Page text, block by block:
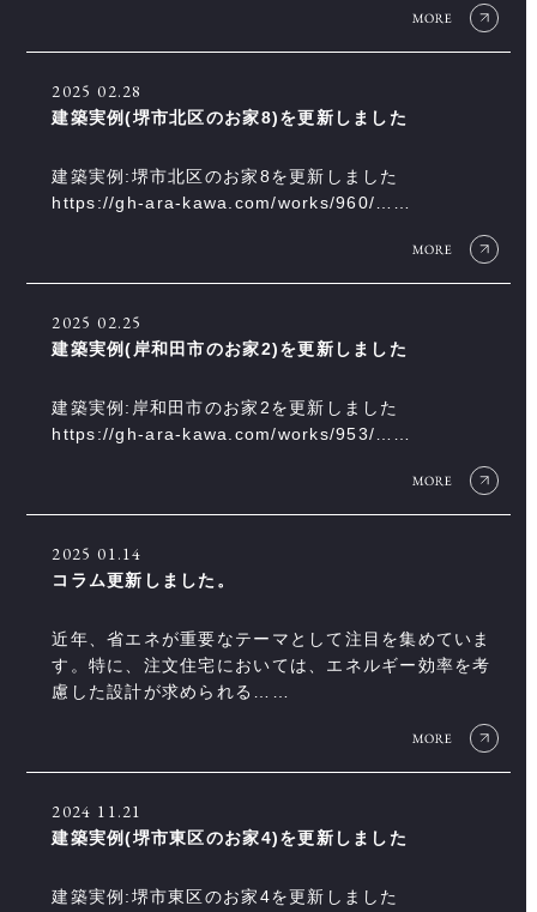
2025 02.28
建築実例(堺市北区のお家8)を更新しました
建築実例:堺市北区のお家8を更新しました
https://gh-ara-kawa.com/works/960/……
2025 02.25
建築実例(岸和田市のお家2)を更新しました
建築実例:岸和田市のお家2を更新しました
https://gh-ara-kawa.com/works/953/……
2025 01.14
コラム更新しました。
近年、省エネが重要なテーマとして注目を集めていま
す。特に、注文住宅においては、エネルギー効率を考
慮した設計が求められる……
2024 11.21
建築実例(堺市東区のお家4)を更新しました
建築実例:堺市東区のお家4を更新しました